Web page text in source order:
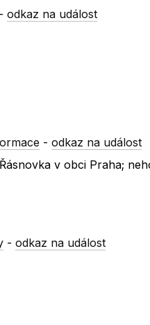
-odkaz na událost
-odkaz na událost
v obci Praha;
-odkaz na událost